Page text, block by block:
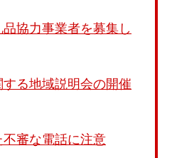
合は、定期的な休息
い服の着用など、体調
協力事業者を募集し
る地域説明会の開催
不審な電話に注意